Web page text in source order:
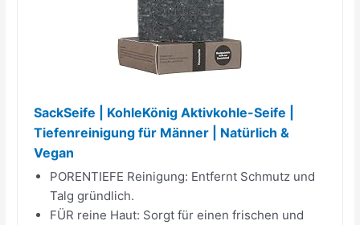
SackSeife | KohleKönig Aktivkohle-Seife |
Tiefenreinigung für Männer | Natürlich &
Vegan
PORENTIEFE Reinigung: Entfernt Schmutz und
Talg gründlich.
FÜR reine Haut: Sorgt für einen frischen und